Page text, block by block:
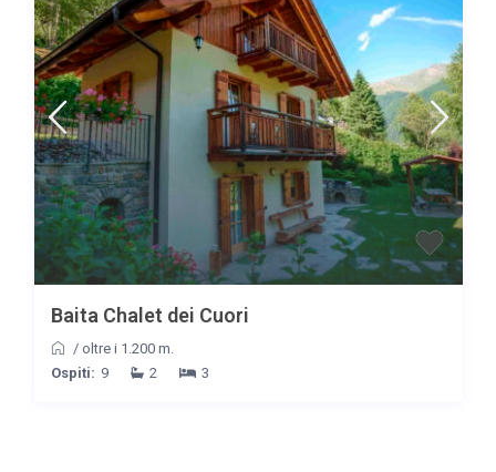
Baita Chalet dei Cuori
/ oltre i 1.200 m.
Ospiti: 9 2 3